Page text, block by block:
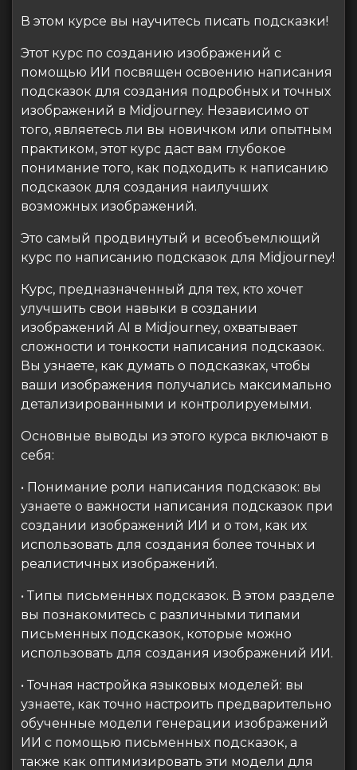
В этом курсе вы научитесь писать подсказки!
Этот курс по созданию изображений с
помощью ИИ посвящен освоению написания
подсказок для создания подробных и точных
изображений в Midjourney. Независимо от
того, являетесь ли вы новичком или опытным
практиком, этот курс даст вам глубокое
понимание того, как подходить к написанию
подсказок для создания наилучших
возможных изображений.
Это самый продвинутый и всеобъемлющий
курс по написанию подсказок для Midjourney!
Курс, предназначенный для тех, кто хочет
улучшить свои навыки в создании
изображений AI в Midjourney, охватывает
сложности и тонкости написания подсказок.
Вы узнаете, как думать о подсказках, чтобы
ваши изображения получались максимально
детализированными и контролируемыми.
Основные выводы из этого курса включают в
себя:
• Понимание роли написания подсказок: вы
узнаете о важности написания подсказок при
создании изображений ИИ и о том, как их
использовать для создания более точных и
реалистичных изображений.
• Типы письменных подсказок. В этом разделе
вы познакомитесь с различными типами
письменных подсказок, которые можно
использовать для создания изображений ИИ.
• Точная настройка языковых моделей: вы
узнаете, как точно настроить предварительно
обученные модели генерации изображений
ИИ с помощью письменных подсказок, а
также как оптимизировать эти модели для